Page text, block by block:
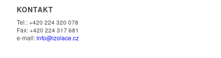
KONTAKT
Tel.: +420 224 320 078
Fax: +420 224 317 681
e-mail:info@izolace.cz